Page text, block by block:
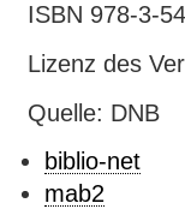
ISBN 978-3-
Lizenz des
Quelle: DNB
biblio-net
mab2